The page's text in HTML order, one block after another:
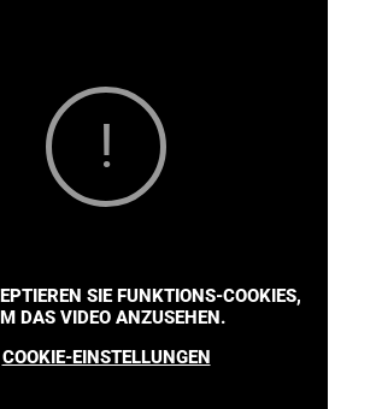
SIE FUNKTIONS-COOKIES,
DAS VIDEO ANZUSEHEN.
COOKIE-EINSTELLUNGEN